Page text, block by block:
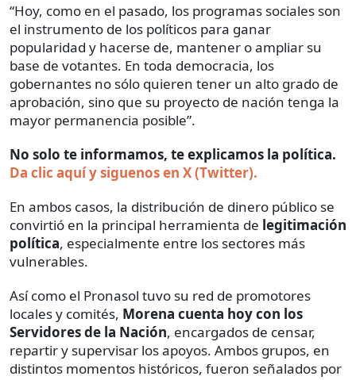
“Hoy, como en el pasado, los programas sociales son
el instrumento de los políticos para ganar
popularidad y hacerse de, mantener o ampliar su
base de votantes. En toda democracia, los
gobernantes no sólo quieren tener un alto grado de
aprobación, sino que su proyecto de nación tenga la
mayor permanencia posible”.
No solo te informamos, te explicamos la política.
Da clic aquí y siguenos en X (Twitter).
En ambos casos, la distribución de dinero público se
convirtió en la principal herramienta de legitimación
política, especialmente entre los sectores más
vulnerables.
Así como el Pronasol tuvo su red de promotores
locales y comités, Morena cuenta hoy con los
Servidores de la Nación, encargados de censar,
repartir y supervisar los apoyos. Ambos grupos, en
distintos momentos históricos, fueron señalados por